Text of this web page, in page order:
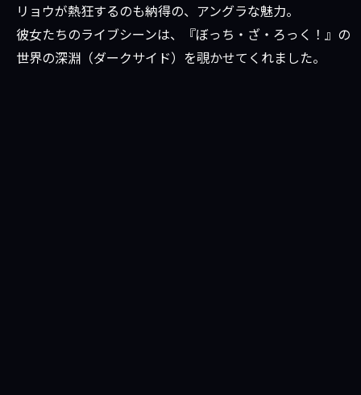
リョウが熱狂するのも納得の、アングラな魅力。
彼女たちのライブシーンは、『ぼっち・ざ・ろっく！』の
世界の深淵（ダークサイド）を覗かせてくれました。